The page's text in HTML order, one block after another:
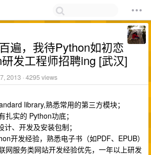
遍，我待Python如初恋
发工程师招聘ing [武汉]
2013 · 4295 views
library,熟悉常用的第三方模块；
实的 Python功底；
、开发及安装包制；
开发经验，熟悉电子书（如PDF、EPUB）
网服务类网站开发经验优先，一年以上研发